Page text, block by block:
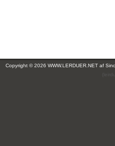
Copyright © 2026 WWW.LERDUER.NET af